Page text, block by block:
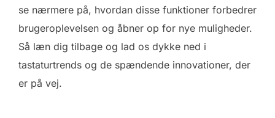
se nærmere på, hvordan disse funktioner forbedrer
brugeroplevelsen og åbner op for nye muligheder.
Så læn dig tilbage og lad os dykke ned i
tastaturtrends og de spændende innovationer, der
er på vej.